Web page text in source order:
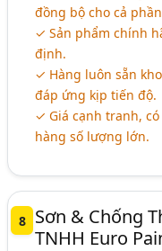
đồng bộ cho cả
✓ Sản phẩm chính
định.
✓ Hàng luôn sẵn
đáp ứng kịp tiến độ.
✓ Giá cạnh tranh,
hàng số lượng lớn.
8
Sơn & Chống
TNHH Euro